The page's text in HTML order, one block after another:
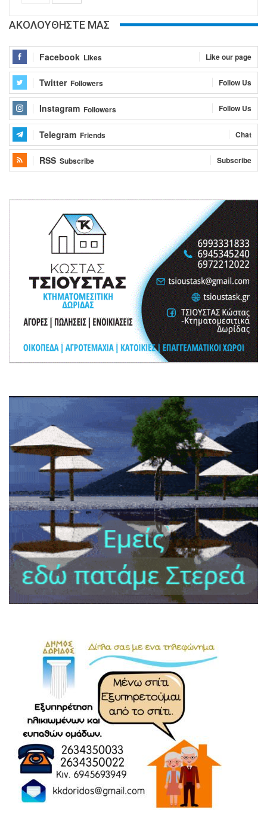
ΑΚΟΛΟΥΘΗΣΤΕ ΜΑΣ
Facebook Likes Like our page
Twitter Followers Follow Us
Instagram Followers Follow Us
Telegram Friends Chat
RSS Subscribe Subscribe